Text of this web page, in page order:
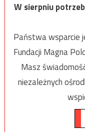
W sierpniu
Państwa wsparcie
Fundacji Magna
Masz
niezależnych